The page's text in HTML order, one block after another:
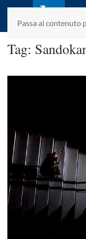
Passa al contenuto
Tag: